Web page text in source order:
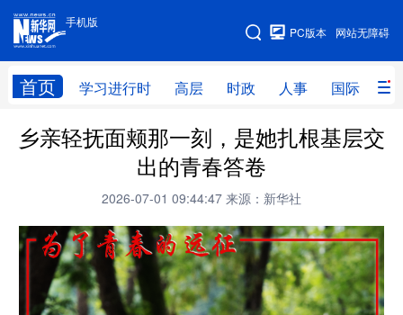
手机版
网站无障碍
PC版本
首页 学习进行时 高层 时政 人事 国际 财
手机版
网站地图
学习进行时 高层 时政 人事
财经 网评
全球连线
科技 科创 量子 体育
文化 书画 健康 军事
乡亲轻抚面颊那一刻，是她扎根基层交
出的青春答卷
2026-07-01 09:44:47 来源：新华社